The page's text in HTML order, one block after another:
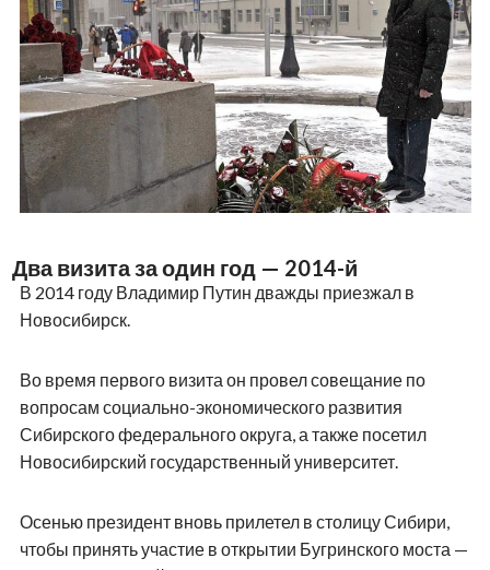
Два визита за один год — 2014-й
В 2014 году Владимир Путин дважды приезжал в
Новосибирск.
Во время первого визита он провел совещание по
вопросам социально-экономического развития
Сибирского федерального округа, а также посетил
Новосибирский государственный университет.
Осенью президент вновь прилетел в столицу Сибири,
чтобы принять участие в открытии Бугринского моста —